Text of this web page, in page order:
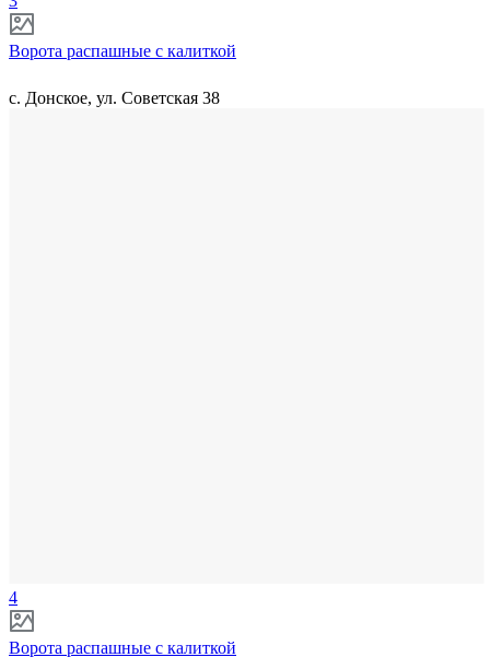
Ворота распашные с калиткой
с. Донское, ул. Советская 38
4
Ворота распашные с калиткой